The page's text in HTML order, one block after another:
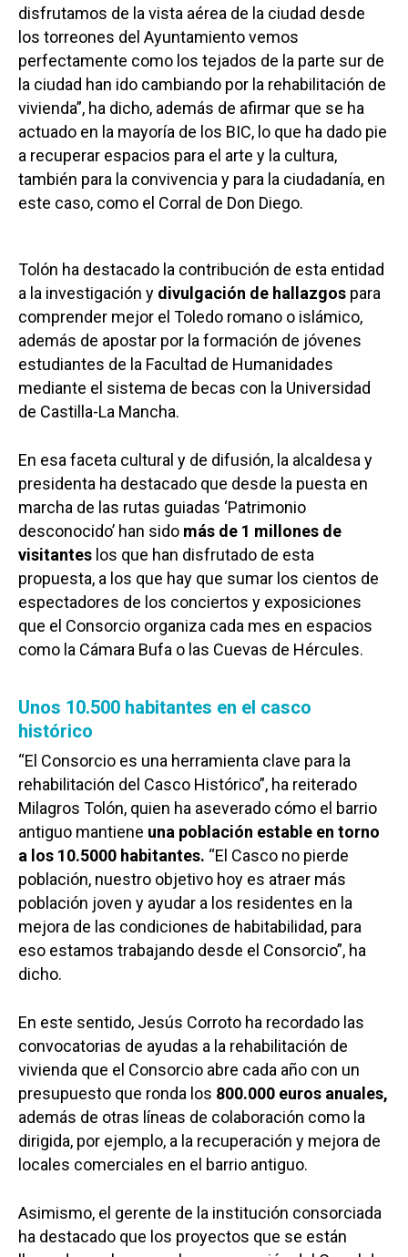
disfrutamos de la vista aérea de la ciudad desde
los torreones del Ayuntamiento vemos
perfectamente como los tejados de la parte sur de
la ciudad han ido cambiando por la rehabilitación de
vivienda”, ha dicho, además de afirmar que se ha
actuado en la mayoría de los BIC, lo que ha dado pie
a recuperar espacios para el arte y la cultura,
también para la convivencia y para la ciudadanía, en
este caso, como el Corral de Don Diego.
Tolón ha destacado la contribución de esta entidad
a la investigación y divulgación de hallazgos para
comprender mejor el Toledo romano o islámico,
además de apostar por la formación de jóvenes
estudiantes de la Facultad de Humanidades
mediante el sistema de becas con la Universidad
de Castilla-La Mancha.
En esa faceta cultural y de difusión, la alcaldesa y
presidenta ha destacado que desde la puesta en
marcha de las rutas guiadas ‘Patrimonio
desconocido’ han sido más de 1 millones de
visitantes los que han disfrutado de esta
propuesta, a los que hay que sumar los cientos de
espectadores de los conciertos y exposiciones
que el Consorcio organiza cada mes en espacios
como la Cámara Bufa o las Cuevas de Hércules.
Unos 10.500 habitantes en el casco
histórico
“El Consorcio es una herramienta clave para la
rehabilitación del Casco Histórico”, ha reiterado
Milagros Tolón, quien ha aseverado cómo el barrio
antiguo mantiene una población estable en torno
a los 10.5000 habitantes. “El Casco no pierde
población, nuestro objetivo hoy es atraer más
población joven y ayudar a los residentes en la
mejora de las condiciones de habitabilidad, para
eso estamos trabajando desde el Consorcio”, ha
dicho.
En este sentido, Jesús Corroto ha recordado las
convocatorias de ayudas a la rehabilitación de
vivienda que el Consorcio abre cada año con un
presupuesto que ronda los 800.000 euros anuales,
además de otras líneas de colaboración como la
dirigida, por ejemplo, a la recuperación y mejora de
locales comerciales en el barrio antiguo.
Asimismo, el gerente de la institución consorciada
ha destacado que los proyectos que se están
Castilla-La
Toledo
Ciudad Real
Albacete
Cuenca
Sanidad
Educación